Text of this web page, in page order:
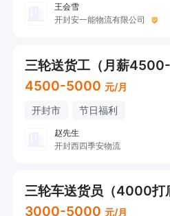
王会雪
开封安一能物流有限公司
三轮送货工（月薪
4500-5000 元/月
开封市 节日福利
赵先生
开封西四季安物流
三轮车送货员（4000打
3000-5000 元/月